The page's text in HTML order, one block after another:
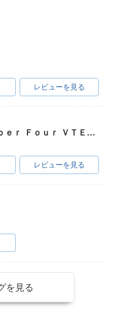
レビューを見る
ＣＢ４００Ｓｕｐｅｒ Ｆｏｕｒ ＶＴＥＣ ＳＰＥＣ３
レビューを見る
を見る